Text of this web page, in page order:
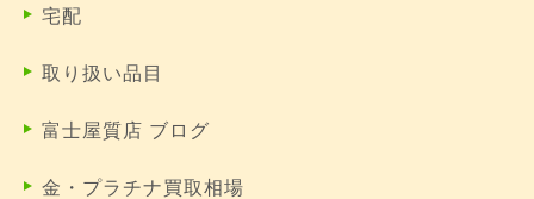
宅配
取り扱い品目
富士屋質店 ブログ
金・プラチナ買取相場